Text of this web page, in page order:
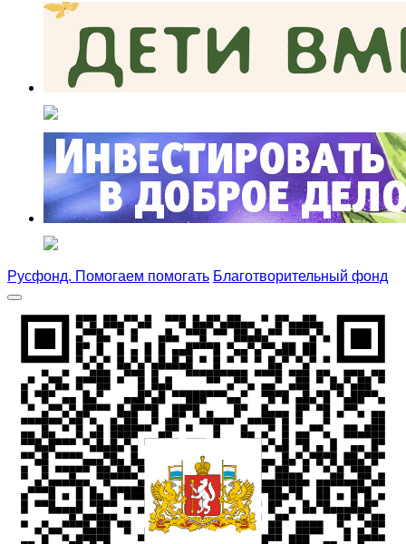
Русфонд. Помогаем помогать Благотворительный фонд